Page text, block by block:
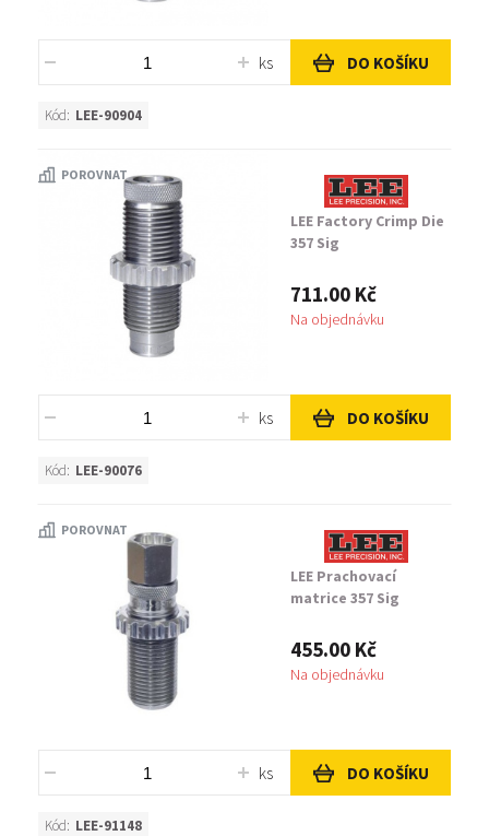
ks DO KOŠÍKU
Kód: LEE-90904
POROVNAT
LEE Factory Crimp Die
357 Sig
711.00 Kč
Na objednávku
ks DO KOŠÍKU
Kód: LEE-90076
POROVNAT
LEE Prachovací
matrice 357 Sig
455.00 Kč
Na objednávku
ks DO KOŠÍKU
Kód: LEE-91148